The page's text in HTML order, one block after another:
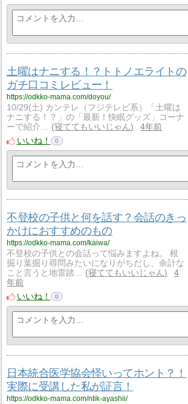
土曜はナニする！？トトノエライトの
ガチ口コミレビュー！
https://odkko-mama.com/doyou/
10/29(土) カンテレ（フジテレビ系）「土曜は
ナニする！？」の「最新！快眠グッズ」コーナ
ーで紹介…
寝ててもいいじゃん
4年前
いいね！
0
不登校の子供と何を話す？会話のきっ
かけにおすすめのもの
https://odkko-mama.com/kaiwa/
不登校の子供との会話って悩みますよね。 根
掘り葉掘り尋問みたいになりがちだし、余計な
こと言うと地雷踏…
寝ててもいいじゃん
4
年前
いいね！
0
日本統合医学協会怪いってホント？！
実際に受講した私が証言！
https://odkko-mama.com/ntik-ayashii/